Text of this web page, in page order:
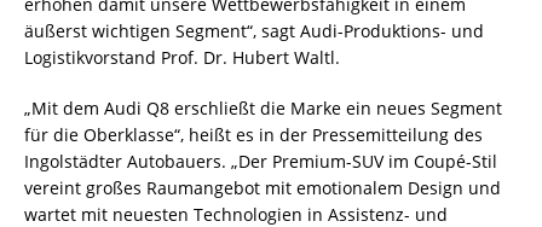
äußerst wichtigen Segment“, sagt Audi-Produktions- und
Logistikvorstand Prof. Dr. Hubert Waltl.
„Mit dem Audi Q8 erschließt die Marke ein neues Segment
für die Oberklasse“, heißt es in der Pressemitteilung des
Ingolstädter Autobauers. „Der Premium-SUV im Coupé-Stil
vereint großes Raumangebot mit emotionalem Design und
wartet mit neuesten Technologien in Assistenz- und